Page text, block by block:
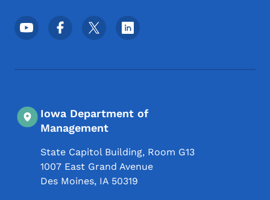
Menú de redes sociales del pie de página
Iowa Department of
Management
State Capitol Building, Room G13
1007 East Grand Avenue
Des Moines, IA 50319